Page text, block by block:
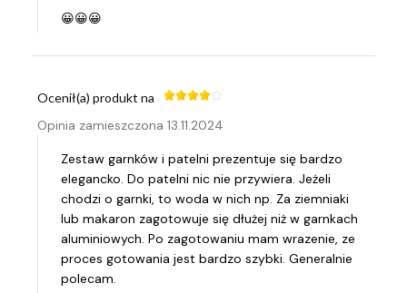
😀😀😀
Ocenił(a) produkt na
Opinia zamieszczona 13.11.2024
Zestaw garnków i patelni prezentuje się bardzo
elegancko. Do patelni nic nie przywiera. Jeżeli
chodzi o garnki, to woda w nich np. Za ziemniaki
lub makaron zagotowuje się dłużej niż w garnkach
aluminiowych. Po zagotowaniu mam wrazenie, ze
proces gotowania jest bardzo szybki. Generalnie
polecam.